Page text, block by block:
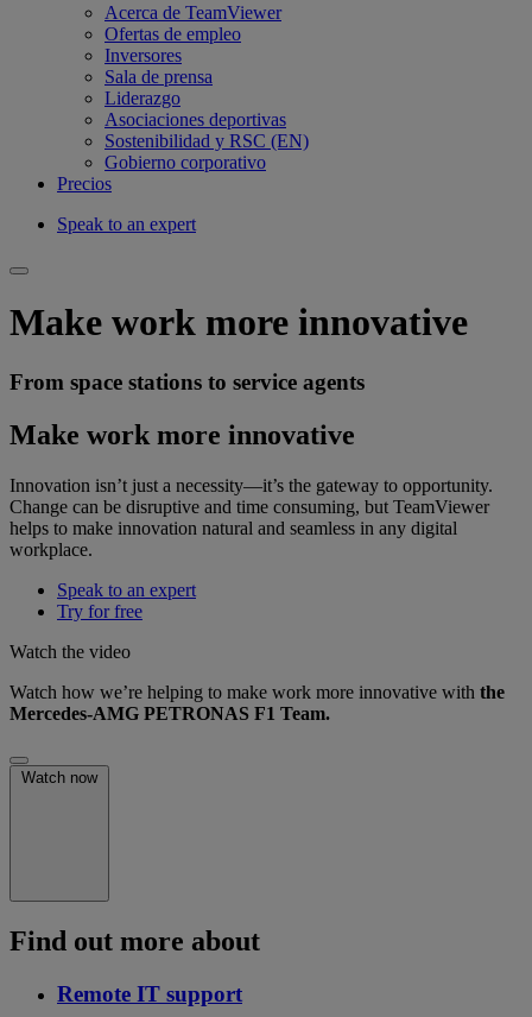
Acerca de TeamViewer
Ofertas de empleo
Inversores
Sala de prensa
Liderazgo
Asociaciones deportivas
Sostenibilidad y RSC (EN)
Gobierno corporativo
Precios
Speak to an expert
Make work more innovative
From space stations to service agents
Make work more innovative
Innovation isn’t just a necessity—it’s the gateway to opportunity.
Change can be disruptive and time consuming, but TeamViewer
helps to make innovation natural and seamless in any digital
workplace.
Speak to an expert
Try for free
Watch the video
Watch how we’re helping to make work more innovative with the
Mercedes-AMG PETRONAS F1 Team.
Watch now
Find out more about
Remote IT support